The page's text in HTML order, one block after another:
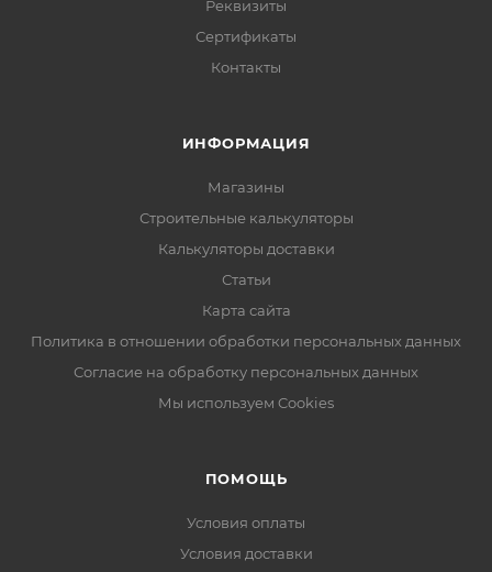
Реквизиты
Сертификаты
Контакты
ИНФОРМАЦИЯ
Магазины
Строительные калькуляторы
Калькуляторы доставки
Статьи
Карта сайта
Политика в отношении обработки персональных данных
Согласие на обработку персональных данных
Мы используем Cookies
ПОМОЩЬ
Условия оплаты
Условия доставки